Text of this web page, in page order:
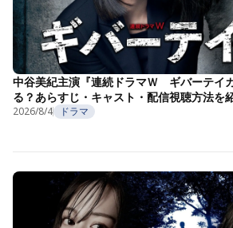
中谷美紀主演『連続ドラマＷ ギバーテイ
る？あらすじ・キャスト・配信視聴方法を
2026/8/4 ドラマ